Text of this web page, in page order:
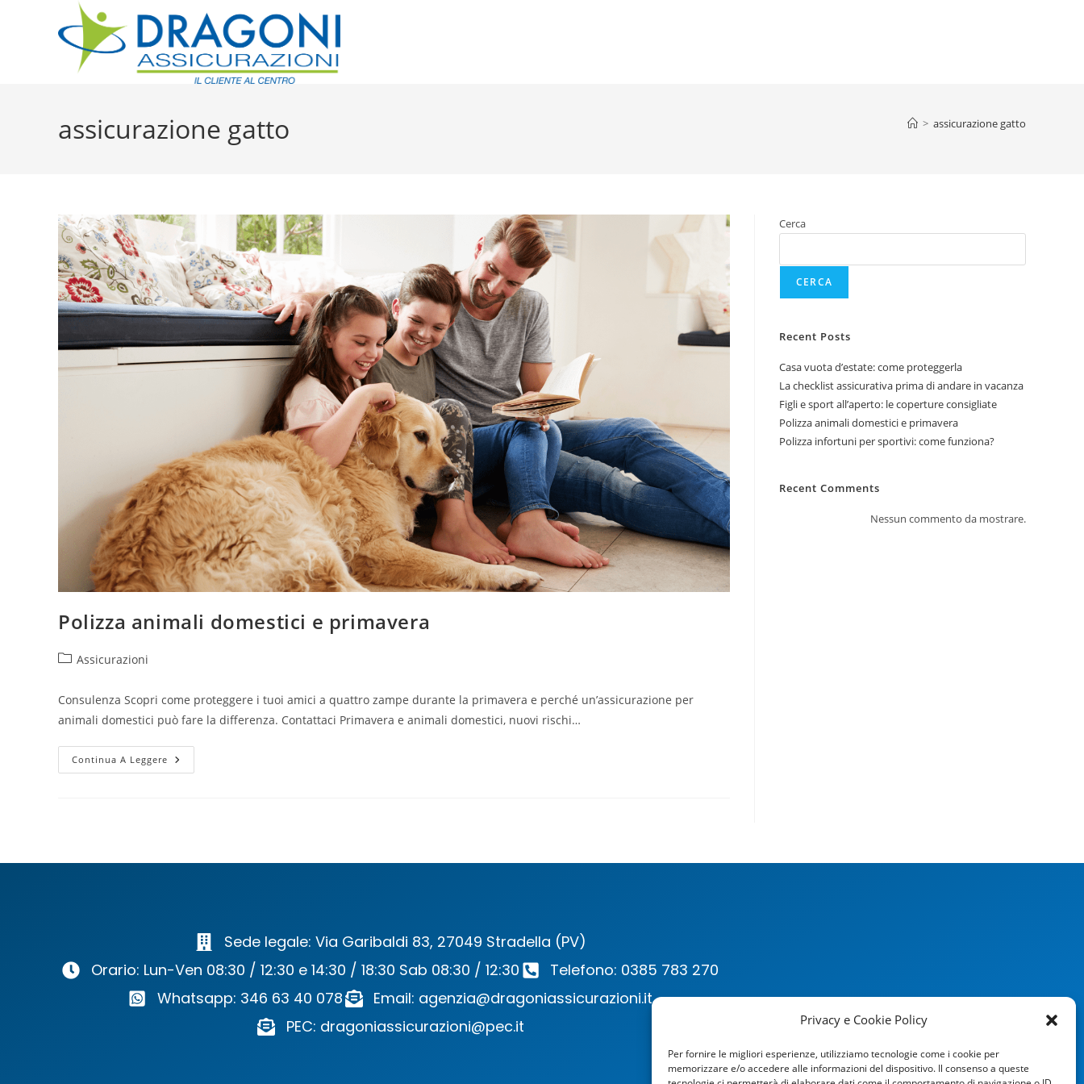
Privacy e Cookie Policy
Per fornire le migliori esperienze, utilizziamo tecnologie come i cookie per
memorizzare e/o accedere alle informazioni del dispositivo. Il consenso a queste
assicurazione gatto > assicurazione gatto
Polizza animali domestici e primavera
Assicurazioni
Consulenza Scopri come proteggere i tuoi amici a quattro zampe durante la primavera e perché un’assicurazione per
animali domestici può fare la differenza. Contattaci Primavera e animali domestici, nuovi rischi…
Continua A Leggere
Cerca
CERCA
Recent Posts
Casa vuota d’estate: come proteggerla
La checklist assicurativa prima di andare in vacanza
Figli e sport all’aperto: le coperture consigliate
Polizza animali domestici e primavera
Polizza infortuni per sportivi: come funziona?
Recent Comments
Nessun commento da mostrare.
Sede legale: Via Garibaldi 83, 27049 Stradella (PV)
Orario: Lun-Ven 08:30 / 12:30 e 14:30 / 18:30 Sab 08:30 / 12:30
Telefono: 0385 783 270
Whatsapp: 346 63 40 078
Email: agenzia@dragoniassicurazioni.it
PEC: dragoniassicurazioni@pec.it